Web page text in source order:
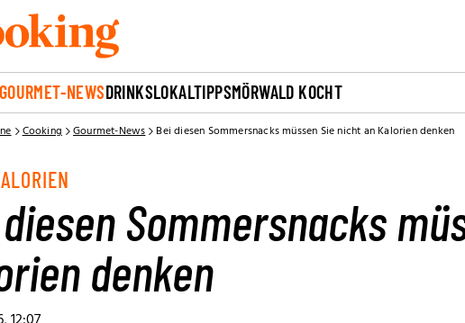
GOURMET-NEWSDRINKSLOKALTIPPSMÖRWALD KOCHT
Cooking Gourmet-News Bei diesen Sommersnacks müssen Sie nicht an Kalorien denken
Sommersnacks
denken